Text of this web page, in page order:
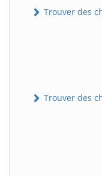
Trouver des
Trouver des